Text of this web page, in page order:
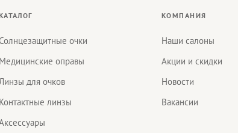
Солнцезащитные очки
Медицинские оправы
для очков
Контактные линзы
КОМПАНИЯ
Наши салоны
Акции и скидки
Новости
Вакансии